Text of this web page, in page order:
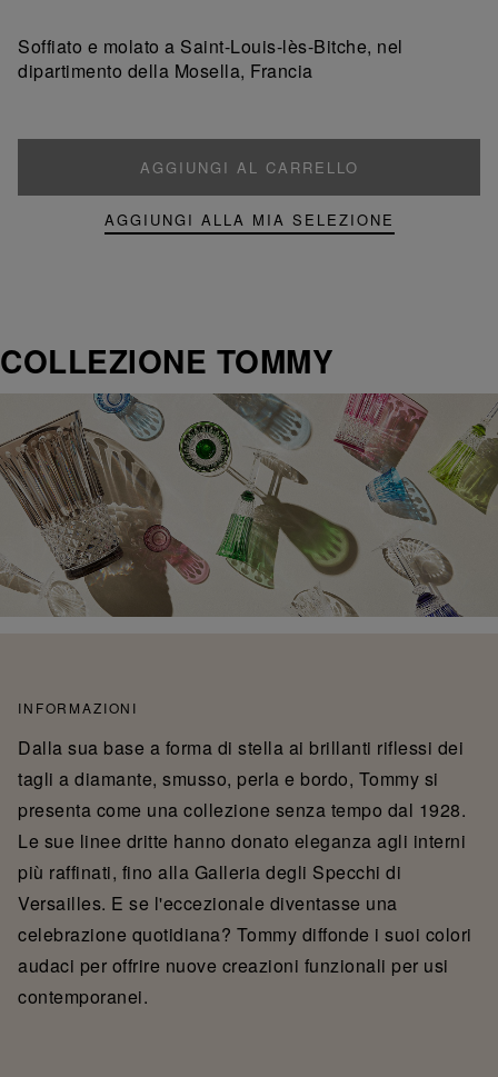
Soffiato e molato a Saint-Louis-lès-Bitche, nel
dipartimento della Mosella, Francia
AGGIUNGI AL CARRELLO
AGGIUNGI ALLA MIA SELEZIONE
COLLEZIONE TOMMY
INFORMAZIONI
Dalla sua base a forma di stella ai brillanti riflessi dei
tagli a diamante, smusso, perla e bordo, Tommy si
presenta come una collezione senza tempo dal 1928.
Le sue linee dritte hanno donato eleganza agli interni
più raffinati, fino alla Galleria degli Specchi di
Versailles. E se l'eccezionale diventasse una
celebrazione quotidiana? Tommy diffonde i suoi colori
audaci per offrire nuove creazioni funzionali per usi
contemporanei.